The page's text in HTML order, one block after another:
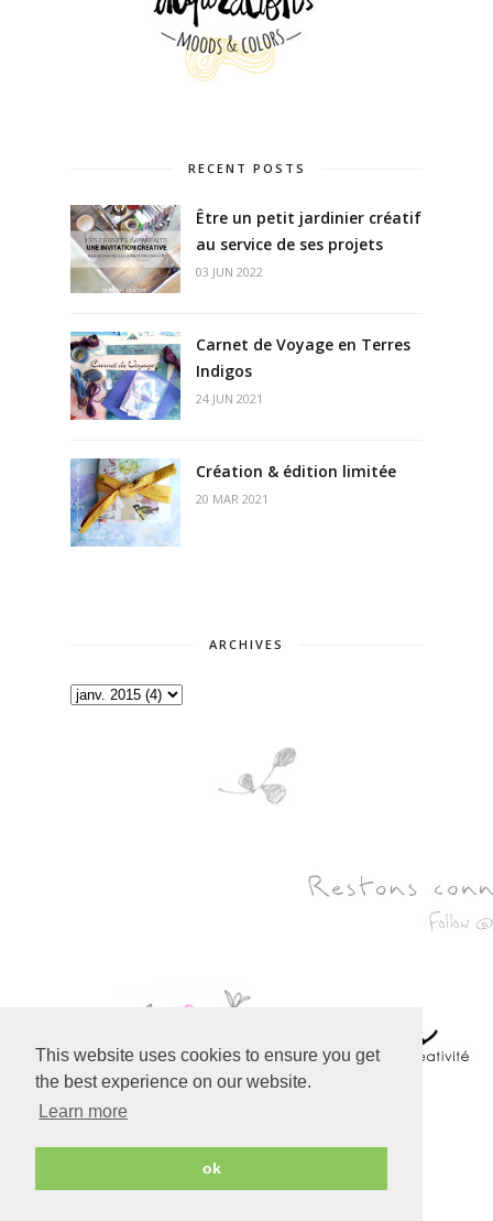
This website uses cookies to ensure you get
the best experience on our website.
Learn more
ok
RECENT POSTS
Être un petit jardinier créatif
au service de ses projets
03 JUN 2022
Carnet de Voyage en Terres
Indigos
24 JUN 2021
Création & édition limitée
20 MAR 2021
ARCHIVES
Created with
Copyright © 2010-2024 Bohème
Circus